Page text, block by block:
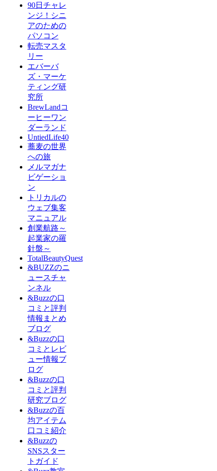
90日チャレ
ンジ！シニ
アのための
パソコン
転売マスタ
リー
エバーバ
ズ・マーケ
ティング研
究所
BrewLandコ
ーヒーワン
ダーランド
UntiedLife40
蕎麦の世界
への旅
メルマガナ
ビゲーショ
ン
トリカルの
ウェブ集客
マニュアル
創業航路～
起業家の羅
針盤～
TotalBeautyQuest
&BUZZのニ
ュースチャ
ンネル
&Buzzの口
コミと評判
情報まとめ
ブログ
&Buzzの口
コミとレビ
ュー情報ブ
ログ
&Buzzの口
コミと評判
研究ブログ
&Buzzの百
均アイテム
口コミ紹介
&Buzzの
SNSスター
トガイド